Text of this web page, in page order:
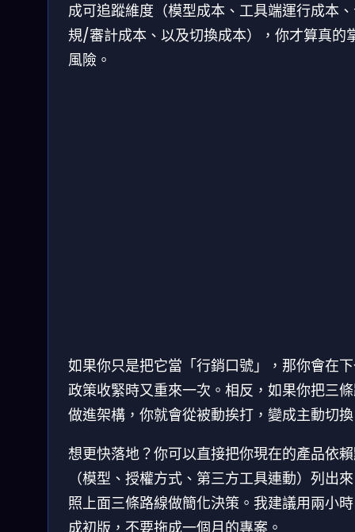
成可追蹤維度（模型成本、工具端運行成本
規/審計成本、以及切換成本），你才算真的
風險。
如果你只是把它當「行銷口號」，那你會在
政策收緊時又重來一次。相反，如果你把三
做進架構，你就會從被動挨打，變成主動切
想更快落地？你可以直接把你現在的產品依
（模型、授權方式、第三方工具連動）列出
照上面三條路線做簡化決策。我建議用兩小
成初版，不要拖成一個月的專案。